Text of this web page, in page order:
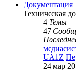
Документация
Техническая
4 Темы
47
UA1Z
24 мар